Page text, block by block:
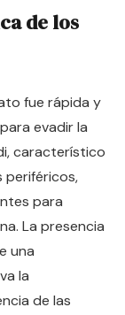
de los
fue rápida y
evadir la
característico
periféricos,
para
La presencia
una
la
de las